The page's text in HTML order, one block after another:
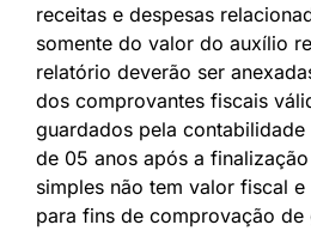
receitas e despesas
somente do valor do auxílio
relatório deverão ser
dos comprovantes fiscais
guardados pela
de 05 anos após a
simples não tem valor fiscal
para fins de comprovação de